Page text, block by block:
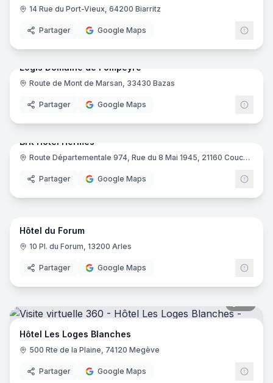
14 Rue du Port-Vieux, 64200 Biarritz
Partager Google Maps
64
Logis Domaine de Fompeyre
Route de Mont de Marsan, 33430 Bazas
Partager Google Maps
15
Brit Hotel Hermes
Route Départementale 974, Rue du 8 Mai 1945, 21160 Couchey
Partager Google Maps
16
Hôtel du Forum
10 Pl. du Forum, 13200 Arles
Partager Google Maps
Hôtel Les Loges Blanches
500 Rte de la Plaine, 74120 Megève
Partager Google Maps
17